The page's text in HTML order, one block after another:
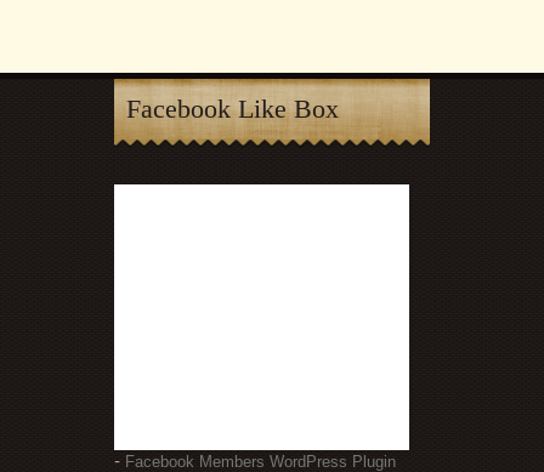
Facebook Like Box
- Facebook Members WordPress Plugin